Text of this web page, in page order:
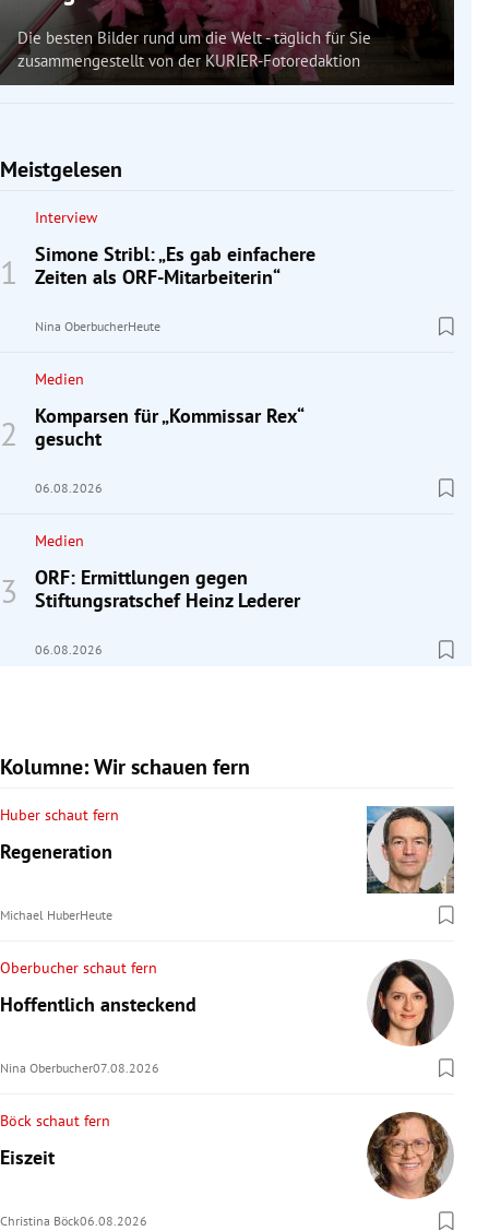
Die besten Bilder rund um die Welt - täglich für Sie
zusammengestellt von der KURIER-Fotoredaktion
Meistgelesen
Interview
Simone Stribl: „Es gab einfachere
Zeiten als ORF-Mitarbeiterin“
Nina OberbucherHeute
Medien
Komparsen für „Kommissar Rex“
gesucht
06.08.2026
Medien
ORF: Ermittlungen gegen
Stiftungsratschef Heinz Lederer
06.08.2026
Kolumne: Wir schauen fern
Huber schaut fern
Regeneration
Michael HuberHeute
Oberbucher schaut fern
Hoffentlich ansteckend
Nina Oberbucher07.08.2026
Böck schaut fern
Eiszeit
Christina Böck06.08.2026